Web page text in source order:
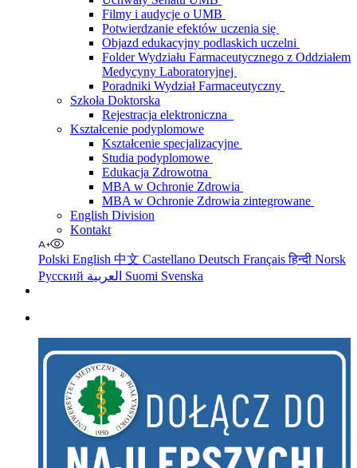
Filmy i audycje o UMB
Potwierdzanie efektów uczenia się
Objazd edukacyjny podlaskich uczelni
Folder Wydziału Farmaceutycznego z Oddziałem
Medycyny Laboratoryjnej
Poradniki Wydział Farmaceutyczny
Szkoła Doktorska
Rejestracja elektroniczna
Kształcenie podyplomowe
Kształcenie specjalizacyjne
Studia podyplomowe
Edukacja Zdrowotna
MBA w Ochronie Zdrowia
MBA w Ochronie Zdrowia zintegrowane
English Division
Kontakt
Polski English 中文 Castellano Deutsch Françaisहिन्दी Norsk
Русский
Suomi Svenska